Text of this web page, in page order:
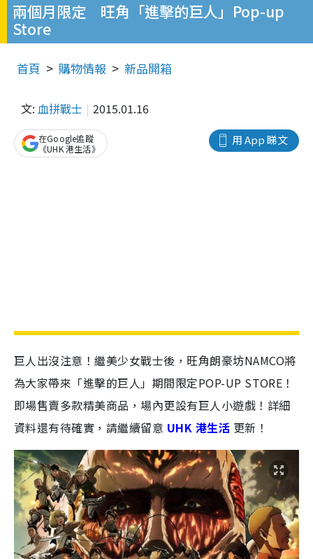
兩個月限定 旺角「進擊的巨人」Pop-up
Store
首頁 購物情報 新品開箱
文: 血拼戰士 2015.01.16
用 App 睇文
在Google追蹤
《UHK 港生活》
巨人出沒注意！繼美少女戰士後，旺角朗豪坊NAMCO將
為大家帶來「進擊的巨人」期間限定POP-UP STORE！
即場售賣多款精美商品，場內更設有巨人小遊戲！詳細
資料還有待確實，請繼續留意 UHK 港生活 更新！